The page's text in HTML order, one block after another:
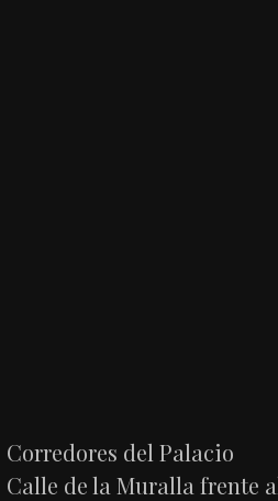
Corredores del Palacio
Calle de la Muralla frente